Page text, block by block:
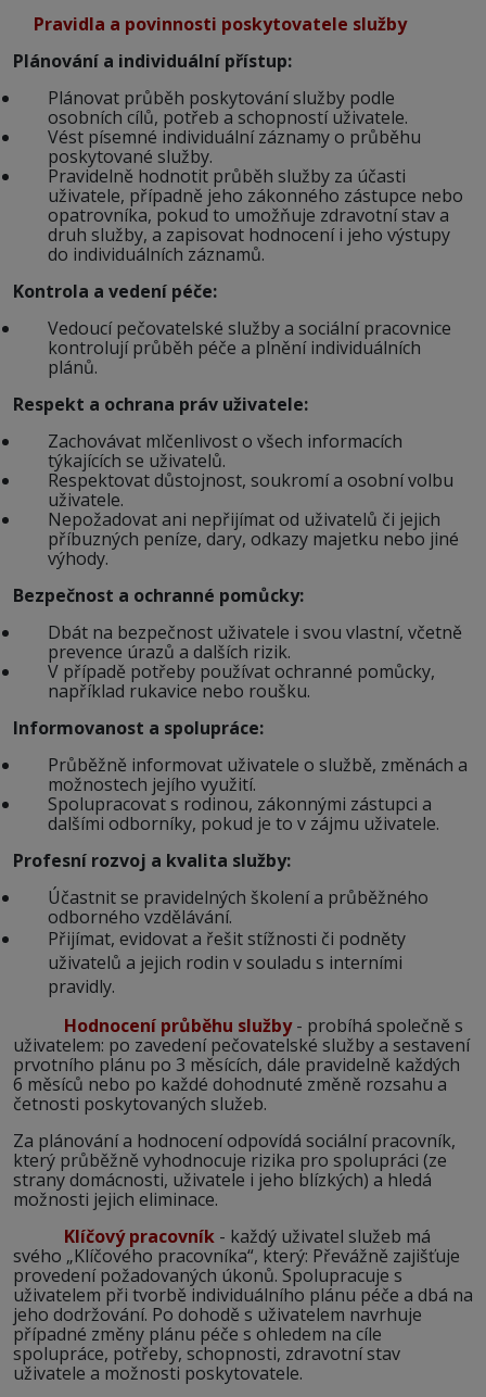
Pravidla a povinnosti poskytovatele služby
Plánování a individuální přístup:
Plánovat průběh poskytování služby podle
osobních cílů, potřeb a schopností uživatele.
Vést písemné individuální záznamy o průběhu
poskytované služby.
Pravidelně hodnotit průběh služby za účasti
uživatele, případně jeho zákonného zástupce nebo
opatrovníka, pokud to umožňuje zdravotní stav a
druh služby, a zapisovat hodnocení i jeho výstupy
do individuálních záznamů.
Kontrola a vedení péče:
Vedoucí pečovatelské služby a sociální pracovnice
kontrolují průběh péče a plnění individuálních
plánů.
Respekt a ochrana práv uživatele:
Zachovávat mlčenlivost o všech informacích
týkajících se uživatelů.
Respektovat důstojnost, soukromí a osobní volbu
uživatele.
Nepožadovat ani nepřijímat od uživatelů či jejich
příbuzných peníze, dary, odkazy majetku nebo jiné
výhody.
Bezpečnost a ochranné pomůcky:
Dbát na bezpečnost uživatele i svou vlastní, včetně
prevence úrazů a dalších rizik.
V případě potřeby používat ochranné pomůcky,
například rukavice nebo roušku.
Informovanost a spolupráce:
Průběžně informovat uživatele o službě, změnách a
možnostech jejího využití.
Spolupracovat s rodinou, zákonnými zástupci a
dalšími odborníky, pokud je to v zájmu uživatele.
Profesní rozvoj a kvalita služby:
Účastnit se pravidelných školení a průběžného
odborného vzdělávání.
Přijímat, evidovat a řešit stížnosti či podněty
uživatelů a jejich rodin v souladu s interními
pravidly.
Hodnocení průběhu služby- probíhá společně s
uživatelem: po zavedení pečovatelské služby a sestavení
prvotního plánu po 3 měsících, dále pravidelně každých
6 měsíců nebo po každé dohodnuté změně rozsahu a
četnosti poskytovaných služeb.
Za plánování a hodnocení odpovídá sociální pracovník,
který průběžně vyhodnocuje rizika pro spolupráci (ze
strany domácnosti, uživatele i jeho blízkých) a hledá
možnosti jejich eliminace.
Klíčový pracovník - každý uživatel služeb má
svého „Klíčového pracovníka“, který: Převážně zajišťuje
provedení požadovaných úkonů. Spolupracuje s
uživatelem při tvorbě individuálního plánu péče a dbá na
jeho dodržování. Po dohodě s uživatelem navrhuje
případné změny plánu péče s ohledem na cíle
spolupráce, potřeby, schopnosti, zdravotní stav
uživatele a možnosti poskytovatele.